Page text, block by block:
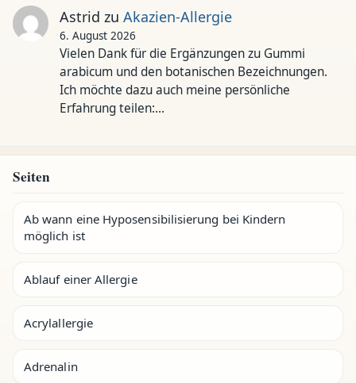
Astrid zu Akazien-Allergie
6. August 2026
Vielen Dank für die Ergänzungen zu Gummi
arabicum und den botanischen Bezeichnungen.
Ich möchte dazu auch meine persönliche
Erfahrung teilen:…
Seiten
Ab wann eine Hyposensibilisierung bei Kindern
möglich ist
Ablauf einer Allergie
Acrylallergie
Adrenalin